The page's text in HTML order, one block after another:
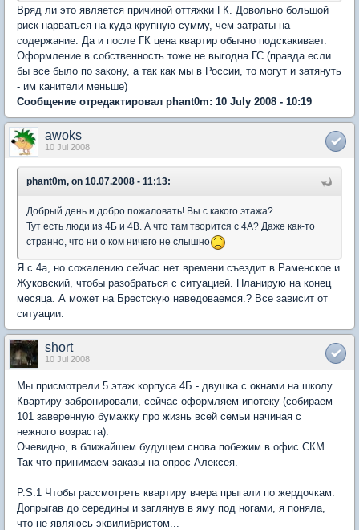
Вряд ли это является причиной оттяжки ГК. Довольно большой
риск нарваться на куда крупную сумму, чем затраты на
содержание. Да и после ГК цена квартир обычно подскакивает.
Оформление в собственность тоже не выгодна ГС (правда если
бы все было по закону, а так как мы в России, то могут и затянуть
- им канители меньше)
Сообщение отредактировал phant0m: 10 July 2008 - 10:19
awoks
10 Jul 2008
phant0m, on 10.07.2008 - 11:13:
Добрый день и добро пожаловать! Вы с какого этажа?
Тут есть люди из 4Б и 4В. А что там творится с 4А? Даже как-то
странно, что ни о ком ничего не слышно
Я с 4а, но сожалению сейчас нет времени съездит в Раменское и
Жуковский, чтобы разобраться с ситуацией. Планирую на конец
месяца. А может на Брестскую наведоваемся.? Все зависит от
ситуации.
short
10 Jul 2008
Мы присмотрели 5 этаж корпуса 4Б - двушка с окнами на школу.
Квартиру забронировали, сейчас оформляем ипотеку (собираем
101 заверенную бумажку про жизнь всей семьи начиная с
нежного возраста).
Очевидно, в ближайшем будущем снова побежим в офис СКМ.
Так что принимаем заказы на опрос Алексея.
P.S.1 Чтобы рассмотреть квартиру вчера прыгали по жердочкам.
Допрыгав до середины и заглянув в яму под ногами, я поняла,
что не являюсь эквилибристом...